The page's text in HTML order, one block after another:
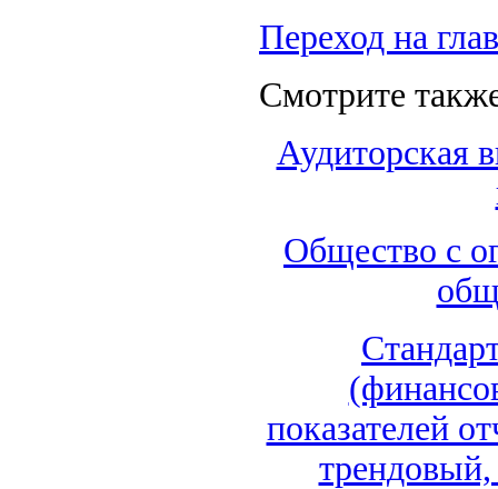
Переход на
Смотрите
Аудиторская
Общество с
показателей